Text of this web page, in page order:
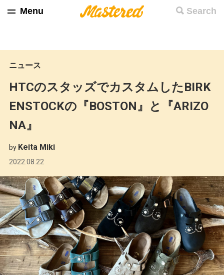
Search
Menu
ニュース
HTCのスタッズでカスタムしたBIRK
ENSTOCKの『BOSTON』と『ARIZO
NA』
by Keita Miki
2022.08.22